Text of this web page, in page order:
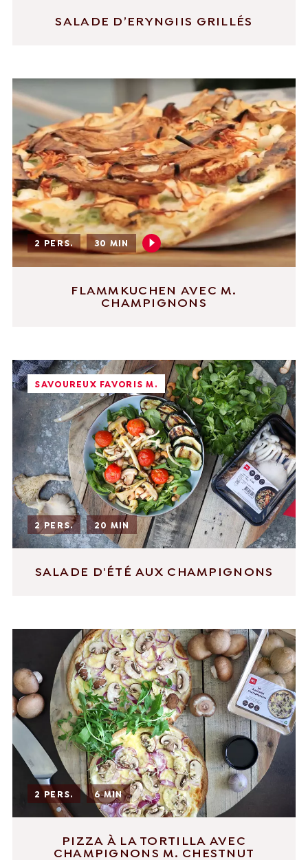
SALADE D’ERYNGIIS GRILLÉS
2 PERS. 30 MIN
FLAMMKUCHEN AVEC M.
CHAMPIGNONS
SAVOUREUX FAVORIS M.
2 PERS. 20 MIN
SALADE D'ÉTÉ AUX CHAMPIGNONS
2 PERS. 6 MIN
PIZZA À LA TORTILLA AVEC
CHAMPIGNONS M. CHESTNUT